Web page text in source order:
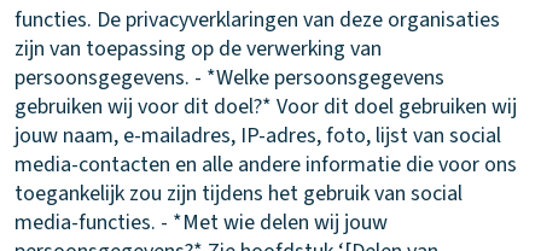
functies. De privacyverklaringen van deze organisaties
zijn van toepassing op de verwerking van
persoonsgegevens. - *Welke persoonsgegevens
gebruiken wij voor dit doel?* Voor dit doel gebruiken wij
jouw naam, e-mailadres, IP-adres, foto, lijst van social
media-contacten en alle andere informatie die voor ons
toegankelijk zou zijn tijdens het gebruik van social
media-functies. - *Met wie delen wij jouw